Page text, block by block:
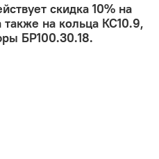
скидка 10% на
на кольца КС10.9,
БР100.30.18.